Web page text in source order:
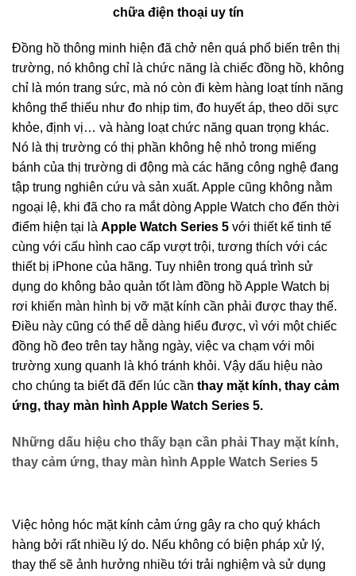
chữa điện thoại uy tín
Đồng hồ thông minh hiện đã chở nên quá phổ biến trên thị
trường, nó không chỉ là chức năng là chiếc đồng hồ, không
chỉ là món trang sức, mà nó còn đi kèm hàng loạt tính năng
không thể thiếu như đo nhịp tim, đo huyết áp, theo dõi sực
khỏe, định vị… và hàng loạt chức năng quan trọng khác.
Nó là thị trường có thị phần không hệ nhỏ trong miếng
bánh của thị trường di động mà các hãng công nghệ đang
tập trung nghiên cứu và sản xuất. Apple cũng không nằm
ngoại lệ, khi đã cho ra mắt dòng Apple Watch cho đến thời
điểm hiện tại là Apple Watch Series 5 với thiết kế tinh tế
cùng với cấu hình cao cấp vượt trội, tương thích với các
thiết bị iPhone của hãng. Tuy nhiên trong quá trình sử
dụng do không bảo quản tốt làm đồng hồ Apple Watch bị
rơi khiến màn hình bị vỡ mặt kính cần phải được thay thế.
Điều này cũng có thể dễ dàng hiểu được, vì với một chiếc
đồng hồ đeo trên tay hằng ngày, việc va chạm với môi
trường xung quanh là khó tránh khỏi. Vậy dấu hiệu nào
cho chúng ta biết đã đến lúc cần thay mặt kính, thay cảm
ứng, thay màn hình Apple Watch Series 5.
Những dấu hiệu cho thấy bạn cần phải Thay mặt kính,
thay cảm ứng, thay màn hình Apple Watch Series 5
Việc hỏng hóc mặt kính cảm ứng gây ra cho quý khách
hàng bởi rất nhiều lý do. Nếu không có biện pháp xử lý,
thay thế sẽ ảnh hưởng nhiều tới trải nghiệm và sử dụng